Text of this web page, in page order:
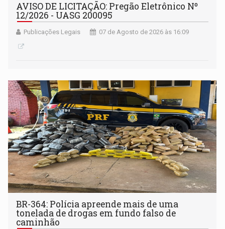
AVISO DE LICITAÇÃO: Pregão Eletrônico Nº
12/2026 - UASG 200095
Publicações Legais 07 de Agosto de 2026 às 16:09
BR-364: Polícia apreende mais de uma
tonelada de drogas em fundo falso de
caminhão